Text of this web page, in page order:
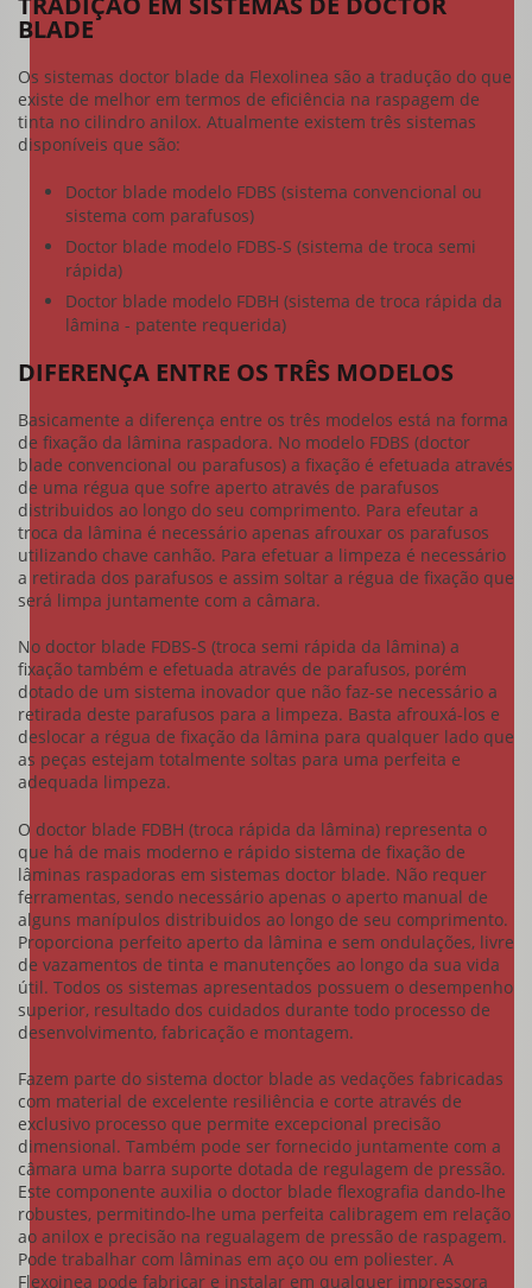
BLADE
Os sistemas doctor blade da Flexolinea são a tradução do que
existe de melhor em termos de eficiência na raspagem de
tinta no cilindro anilox. Atualmente existem três sistemas
disponíveis que são:
Doctor blade modelo FDBS (sistema convencional ou
sistema com parafusos)
Doctor blade modelo FDBS-S (sistema de troca semi
rápida)
Doctor blade modelo FDBH (sistema de troca rápida da
lâmina - patente requerida)
DIFERENÇA ENTRE OS TRÊS MODELOS
Basicamente a diferença entre os três modelos está na forma
de fixação da lâmina raspadora. No modelo FDBS (doctor
blade convencional ou parafusos) a fixação é efetuada através
de uma régua que sofre aperto através de parafusos
distribuidos ao longo do seu comprimento. Para efeutar a
troca da lâmina é necessário apenas afrouxar os parafusos
utilizando chave canhão. Para efetuar a limpeza é necessário
a retirada dos parafusos e assim soltar a régua de fixação que
será limpa juntamente com a câmara.
No doctor blade FDBS-S (troca semi rápida da lâmina) a
fixação também e efetuada através de parafusos, porém
dotado de um sistema inovador que não faz-se necessário a
retirada deste parafusos para a limpeza. Basta afrouxá-los e
deslocar a régua de fixação da lâmina para qualquer lado que
as peças estejam totalmente soltas para uma perfeita e
adequada limpeza.
O doctor blade FDBH (troca rápida da lâmina) representa o
que há de mais moderno e rápido sistema de fixação de
lâminas raspadoras em sistemas doctor blade. Não requer
ferramentas, sendo necessário apenas o aperto manual de
alguns manípulos distribuidos ao longo de seu comprimento.
Proporciona perfeito aperto da lâmina e sem ondulações, livre
de vazamentos de tinta e manutenções ao longo da sua vida
útil. Todos os sistemas apresentados possuem o desempenho
superior, resultado dos cuidados durante todo processo de
desenvolvimento, fabricação e montagem.
Fazem parte do sistema doctor blade as vedações fabricadas
com material de excelente resiliência e corte através de
exclusivo processo que permite excepcional precisão
dimensional. Também pode ser fornecido juntamente com a
câmara uma barra suporte dotada de regulagem de pressão.
Este componente auxilia o doctor blade flexografia dando-lhe
robustes, permitindo-lhe uma perfeita calibragem em relação
ao anilox e precisão na regualagem de pressão de raspagem.
Pode trabalhar com lâminas em aço ou em poliester. A
Flexoinea pode fabricar e instalar em qualquer impressora